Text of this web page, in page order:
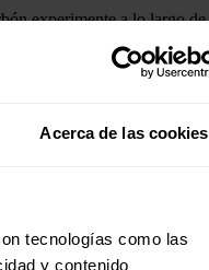
Acerca de las cookies
tecnologías como las
y contenido
experimente a lo largo
dentro de un informe
que cada empresa
Press.
año 2016 de estas
en desnitrificación.
en función de la